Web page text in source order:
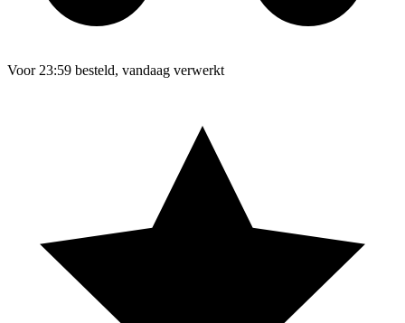
Voor 23:59 besteld, vandaag verwerkt